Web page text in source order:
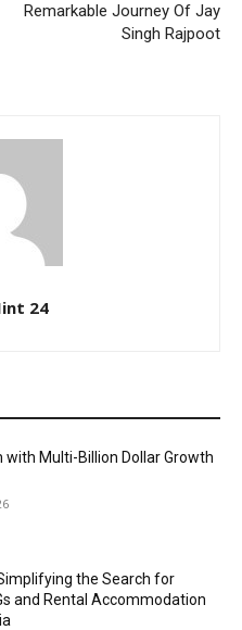
Remarkable Journey Of Jay
Singh Rajpoot
24
with Multi-Billion Dollar Growth
the Search for
and Rental Accommodation